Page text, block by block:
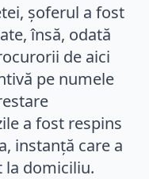
șoferul a fost
însă, odată
de aici
pe numele
a fost respins
instanță care a
la domiciliu.